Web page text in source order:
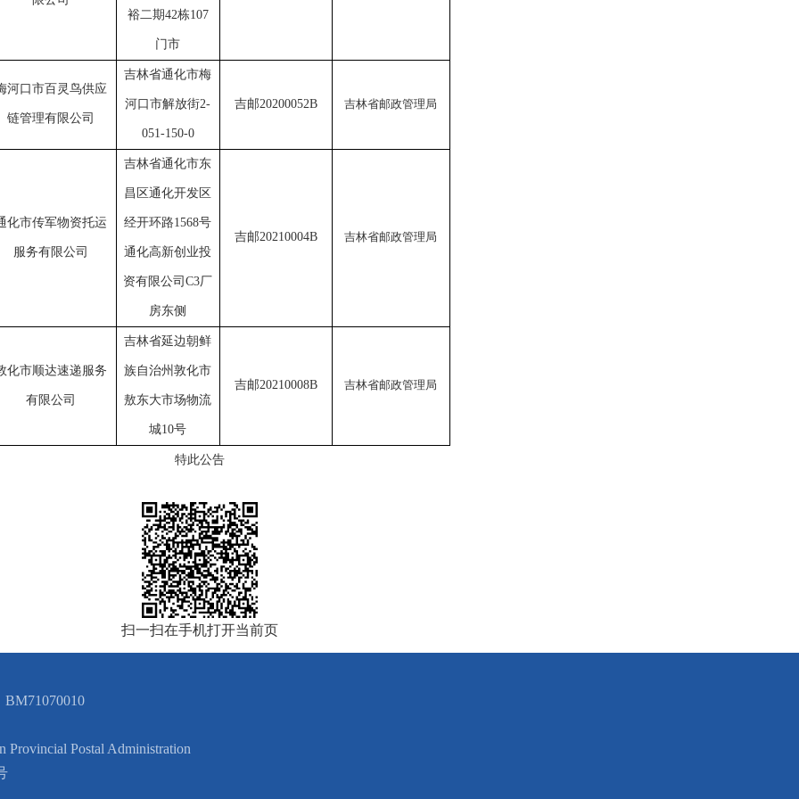
裕二期42栋107
门市
河口市百灵鸟供应
链管理有限公司
吉林省通化市梅
河口市解放街2-
051-150-0
吉邮20200052B 吉林省邮政管理局
化市传军物资托运
服务有限公司
吉林省通化市东
昌区通化开发区
经开环路1568号
通化高新创业投
资有限公司C3厂
房东侧
吉邮20210004B 吉林省邮政管理局
化市顺达速递服务
有限公司
吉林省延边朝鲜
族自治州敦化市
敖东大市场物流
城10号
吉邮20210008B 吉林省邮政管理局
特此公告
扫一扫在手机打开当前页
Postal Administration